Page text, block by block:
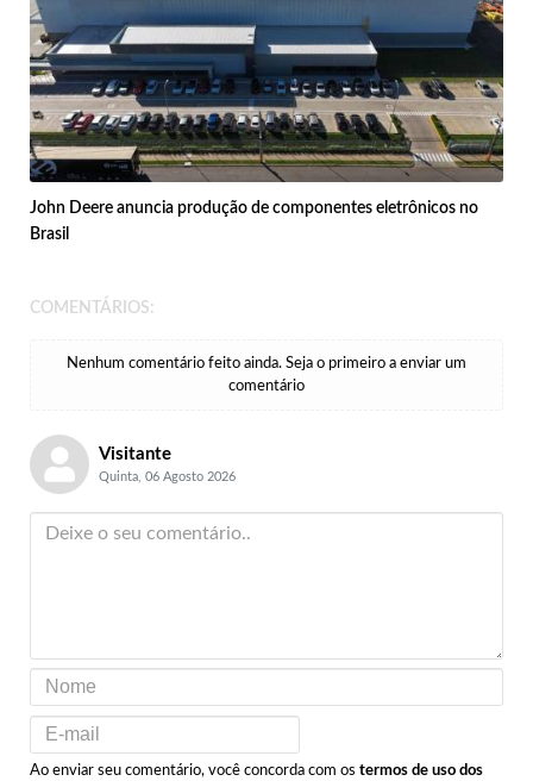
John Deere anuncia produção de componentes eletrônicos no
Brasil
COMENTÁRIOS:
Nenhum comentário feito ainda. Seja o primeiro a enviar um
comentário
Visitante
Quinta, 06 Agosto 2026
Ao enviar seu comentário, você concorda com os termos de uso dos